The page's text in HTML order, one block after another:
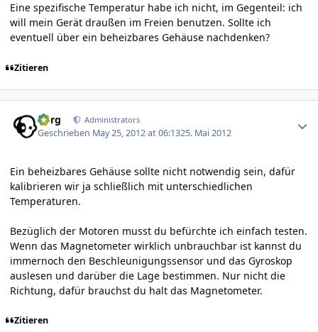
Eine spezifische Temperatur habe ich nicht, im Gegenteil: ich
will mein Gerät draußen im Freien benutzen. Sollte ich
eventuell über ein beheizbares Gehäuse nachdenken?
Zitieren
borg Administrators
Geschrieben May 25, 2012 at 06:1325. Mai 2012
Ein beheizbares Gehäuse sollte nicht notwendig sein, dafür
kalibrieren wir ja schließlich mit unterschiedlichen
Temperaturen.
Bezüglich der Motoren musst du befürchte ich einfach testen.
Wenn das Magnetometer wirklich unbrauchbar ist kannst du
immernoch den Beschleunigungssensor und das Gyroskop
auslesen und darüber die Lage bestimmen. Nur nicht die
Richtung, dafür brauchst du halt das Magnetometer.
Zitieren